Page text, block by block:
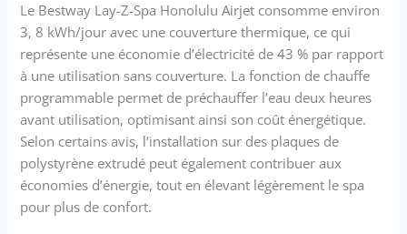
Le Bestway Lay-Z-Spa Honolulu Airjet consomme environ
3, 8 kWh/jour avec une couverture thermique, ce qui
représente une économie d’électricité de 43 % par rapport
à une utilisation sans couverture. La fonction de chauffe
programmable permet de préchauffer l’eau deux heures
avant utilisation, optimisant ainsi son coût énergétique.
Selon certains avis, l’installation sur des plaques de
polystyrène extrudé peut également contribuer aux
économies d’énergie, tout en élevant légèrement le spa
pour plus de confort.